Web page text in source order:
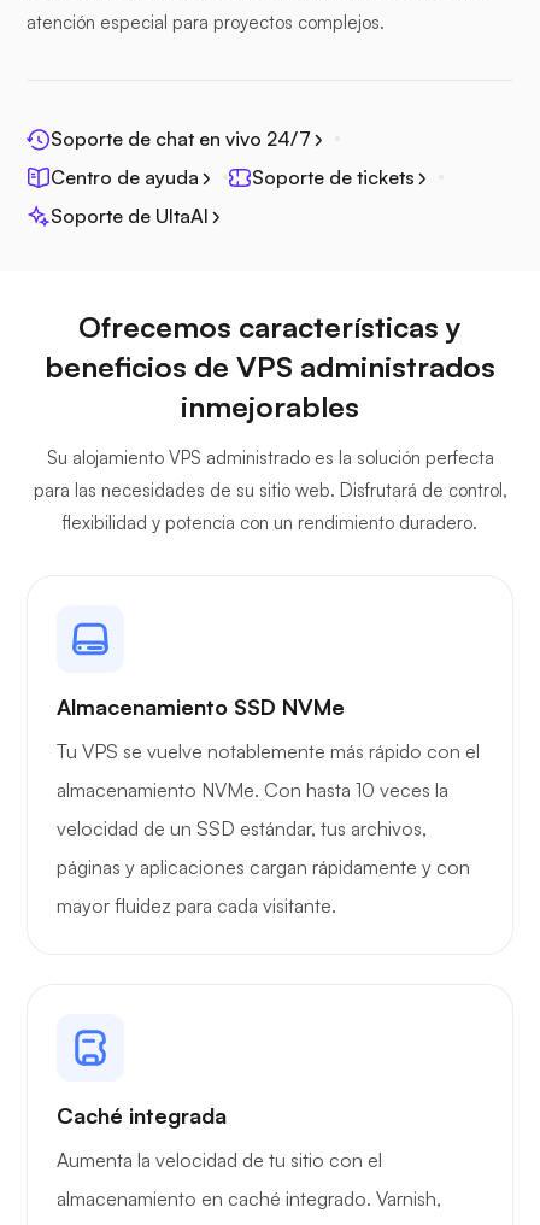
Jitsi
Owncast
Radiografía
Playtube
atención especial para proyectos complejos.
Soporte de chat en vivo 24/7
Centro de ayuda
Soporte de tickets
Soporte de UltaAI
Ofrecemos características y
beneficios de VPS administrados
inmejorables
Su alojamiento VPS administrado es la solución perfecta
para las necesidades de su sitio web. Disfrutará de control,
flexibilidad y potencia con un rendimiento duradero.
Almacenamiento SSD NVMe
Tu VPS se vuelve notablemente más rápido con el
almacenamiento NVMe. Con hasta 10 veces la
velocidad de un SSD estándar, tus archivos,
páginas y aplicaciones cargan rápidamente y con
mayor fluidez para cada visitante.
Caché integrada
Aumenta la velocidad de tu sitio con el
almacenamiento en caché integrado. Varnish,